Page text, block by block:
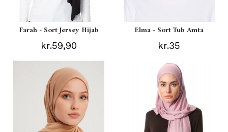
Farah - Sort Jersey Hijab
kr.59,90
Elma - Sort Tub Amta
kr.35